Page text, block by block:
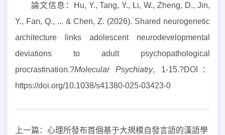
論文信息：
Hu, Y., Tang, Y., Li, W., Zheng, D., Jin,
Y., Fan, Q., ... & Chen, Z. (2026). Shared neurogenetic
architecture links adolescent neurodevelopmental
deviations to adult psychopathological
procrastination.?Molecular Psychiatry, 1-15.?DOI
：
https://doi.org/10.1038/s41380-025-03423-0
上一篇： 心理所發布首個基于大規模自發言語的漢語學